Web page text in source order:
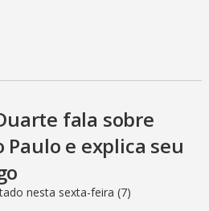
fala sobre
Paulo e explica seu
nesta sexta-feira (7)